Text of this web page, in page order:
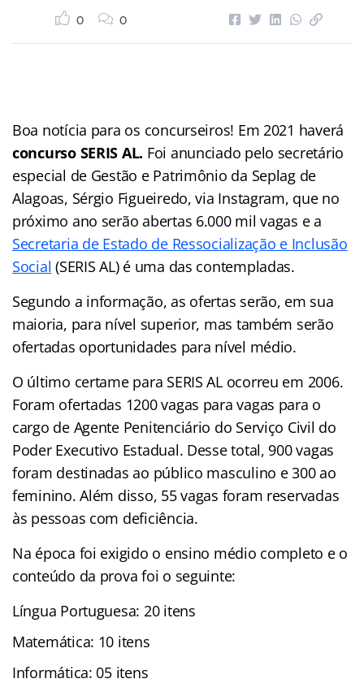
0 0
Boa notícia para os concurseiros! Em 2021 haverá
concurso SERIS AL. Foi anunciado pelo secretário
especial de Gestão e Patrimônio da Seplag de
Alagoas, Sérgio Figueiredo, via Instagram, que no
próximo ano serão abertas 6.000 mil vagas e a
Secretaria de Estado de Ressocialização e Inclusão
Social (SERIS AL) é uma das contempladas.
Segundo a informação, as ofertas serão, em sua
maioria, para nível superior, mas também serão
ofertadas oportunidades para nível médio.
O último certame para SERIS AL ocorreu em 2006.
Foram ofertadas 1200 vagas para vagas para o
cargo de Agente Penitenciário do Serviço Civil do
Poder Executivo Estadual. Desse total, 900 vagas
foram destinadas ao público masculino e 300 ao
feminino. Além disso, 55 vagas foram reservadas
às pessoas com deficiência.
Na época foi exigido o ensino médio completo e o
conteúdo da prova foi o seguinte:
Língua Portuguesa: 20 itens
Matemática: 10 itens
Informática: 05 itens